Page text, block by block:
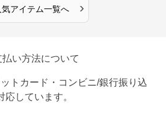
気アイテム一覧へ ›
払い方法について
トカード・コンビニ/銀行振り込
しています。